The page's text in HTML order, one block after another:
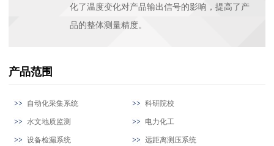
化了温度变化对产品输出信号的影响，提高了产
品的整体测量精度。
产品范围
自动化采集系统 科研院校
水文地质监测 电力化工
设备检漏系统 远距离测压系统